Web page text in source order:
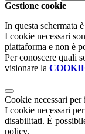
Gestione cookie
In questa schermata
I cookie necessari
piattaforma e non è
Per conoscere quali
visionare la
Cookie necessari
I cookie necessari
disabilitati. È
policy.